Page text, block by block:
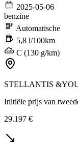
2025-05-06
benzine
Automatische
5,8 l/100km
C (130 g/km)
STELLANTIS
Initiële prijs van
29.197 €